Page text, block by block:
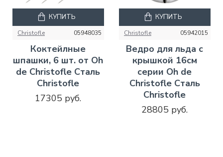
Christofle 05948035
Коктейлные
шпашки, 6 шт. от Oh
de Christofle Сталь
Christofle
17305 руб.
КУПИТЬ
Christofle 05942015
Ведро для льда с
крышкой 16см
серии Oh de
Christofle Сталь
Christofle
28805 руб.
КУПИТЬ